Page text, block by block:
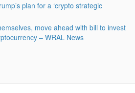
plan for a ‘crypto strategic
move ahead with bill to invest
– WRAL News